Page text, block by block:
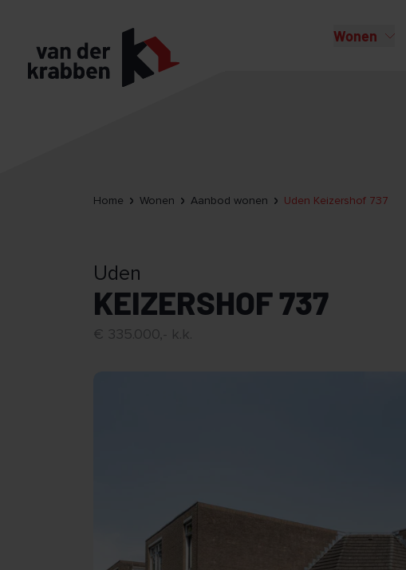
Wonen
Home Wonen Aanbod wonen Uden Keizershof 737
Uden
KEIZERSHOF 737
€ 335.000,- k.k.